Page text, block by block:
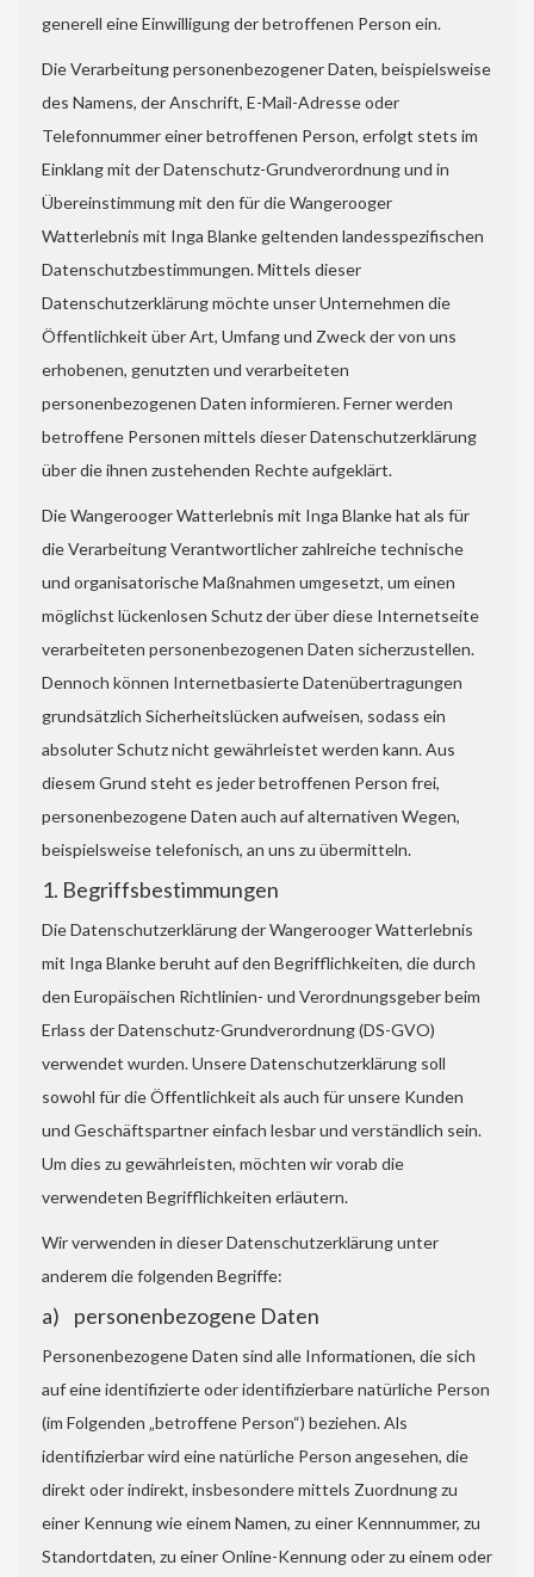
generell eine Einwilligung der betroffenen Person ein.
Die Verarbeitung personenbezogener Daten, beispielsweise
des Namens, der Anschrift, E-Mail-Adresse oder
Telefonnummer einer betroffenen Person, erfolgt stets im
Einklang mit der Datenschutz-Grundverordnung und in
Übereinstimmung mit den für die Wangerooger
Watterlebnis mit Inga Blanke geltenden landesspezifischen
Datenschutzbestimmungen. Mittels dieser
Datenschutzerklärung möchte unser Unternehmen die
Öffentlichkeit über Art, Umfang und Zweck der von uns
erhobenen, genutzten und verarbeiteten
personenbezogenen Daten informieren. Ferner werden
betroffene Personen mittels dieser Datenschutzerklärung
über die ihnen zustehenden Rechte aufgeklärt.
Die Wangerooger Watterlebnis mit Inga Blanke hat als für
die Verarbeitung Verantwortlicher zahlreiche technische
und organisatorische Maßnahmen umgesetzt, um einen
möglichst lückenlosen Schutz der über diese Internetseite
verarbeiteten personenbezogenen Daten sicherzustellen.
Dennoch können Internetbasierte Datenübertragungen
grundsätzlich Sicherheitslücken aufweisen, sodass ein
absoluter Schutz nicht gewährleistet werden kann. Aus
diesem Grund steht es jeder betroffenen Person frei,
personenbezogene Daten auch auf alternativen Wegen,
beispielsweise telefonisch, an uns zu übermitteln.
1. Begriffsbestimmungen
Die Datenschutzerklärung der Wangerooger Watterlebnis
mit Inga Blanke beruht auf den Begrifflichkeiten, die durch
den Europäischen Richtlinien- und Verordnungsgeber beim
Erlass der Datenschutz-Grundverordnung (DS-GVO)
verwendet wurden. Unsere Datenschutzerklärung soll
sowohl für die Öffentlichkeit als auch für unsere Kunden
und Geschäftspartner einfach lesbar und verständlich sein.
Um dies zu gewährleisten, möchten wir vorab die
verwendeten Begrifflichkeiten erläutern.
Wir verwenden in dieser Datenschutzerklärung unter
anderem die folgenden Begriffe:
a) personenbezogene Daten
Personenbezogene Daten sind alle Informationen, die sich
auf eine identifizierte oder identifizierbare natürliche Person
(im Folgenden „betroffene Person“) beziehen. Als
identifizierbar wird eine natürliche Person angesehen, die
direkt oder indirekt, insbesondere mittels Zuordnung zu
einer Kennung wie einem Namen, zu einer Kennnummer, zu
Standortdaten, zu einer Online-Kennung oder zu einem oder